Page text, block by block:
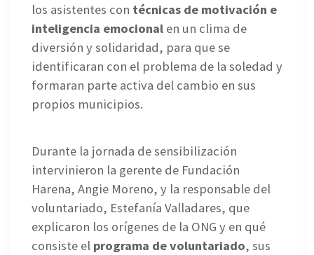
los asistentes con técnicas de motivación e
inteligencia emocional en un clima de
diversión y solidaridad, para que se
identificaran con el problema de la soledad y
formaran parte activa del cambio en sus
propios municipios.
Durante la jornada de sensibilización
intervinieron la gerente de Fundación
Harena, Angie Moreno, y la responsable del
voluntariado, Estefanía Valladares, que
explicaron los orígenes de la ONG y en qué
consiste el programa de voluntariado, sus